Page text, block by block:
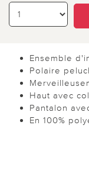
Ensemble
Polaire
Haut avec
Pantalon
En 100%